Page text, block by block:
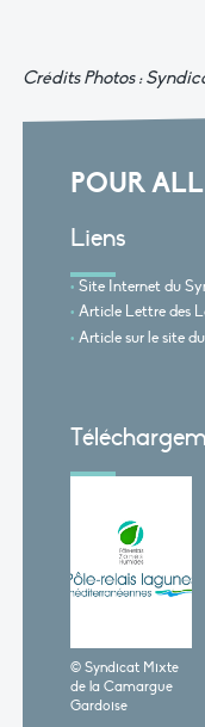
Crédits Photos :
POUR
Liens
Site Internet du
Article Lettre des
Article sur le site
© Syndicat Mixte
de la Camargue
Gardoise